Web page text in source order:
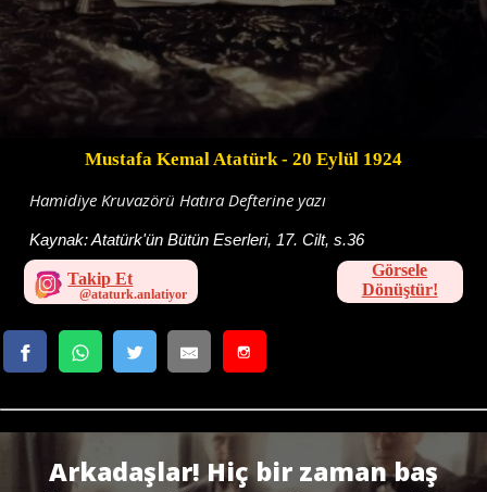
Mustafa Kemal Atatürk- 20 Eylül 1924
Hamidiye Kruvazörü Hatıra Defterine yazı
Kaynak:Atatürk'ün Bütün Eserleri, 17. Cilt, s.36
Takip Et
Görsele
Dönüştür!
Arkadaşlar! Hiç bir zaman baş